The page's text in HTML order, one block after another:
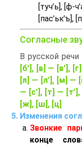
[туч’ь], [ф-
[пас’ьк’ъ],
Согласные
В русской речи
[б’], [в] — [в’],
[л] — [л’], [м] —
— [с’], [т] —
[ж], [ш], [ц]
Изменения
Звонкие
конце